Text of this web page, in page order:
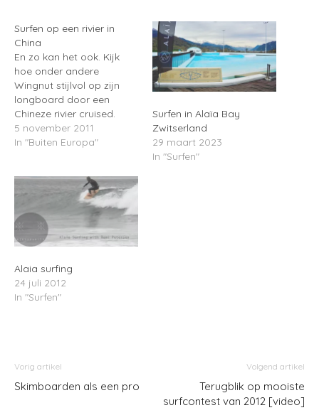
Surfen op een rivier in
China
En zo kan het ook. Kijk
hoe onder andere
Wingnut stijlvol op zijn
longboard door een
Chineze rivier cruised.
5 november 2011
In "Buiten Europa"
Surfen in Alaïa Bay
Zwitserland
29 maart 2023
In "Surfen"
Alaia surfing
24 juli 2012
In "Surfen"
Vorig artikel
Skimboarden als een pro
Volgend artikel
Terugblik op mooiste
surfcontest van 2012 [video]